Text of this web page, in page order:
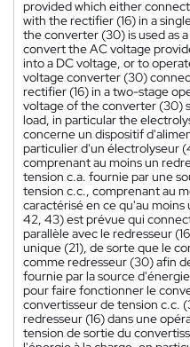
provided which either
with the rectifier (16) in a
the converter (30) is used as
convert the AC voltage
into a DC voltage, or to
voltage converter (30)
rectifier (16) in a two-stage
voltage of the converter (30)
load, in particular the
concerne un dispositif
particulier d'un électrolyseur
comprenant au moins un
tension c.a. fournie par une
tension c.c., comprenant au
caractérisé en ce qu'au
42, 43) est prévue qui
parallèle avec le redresseur
unique (21), de sorte que le
comme redresseur (30) afin
fournie par la source
pour faire fonctionner le
convertisseur de tension c.c.
redresseur (16) dans une
tension de sortie du